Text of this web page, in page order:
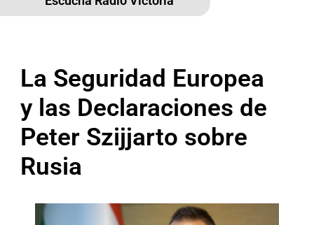
La Seguridad Europea
y las Declaraciones de
Peter Szijjarto sobre
Rusia